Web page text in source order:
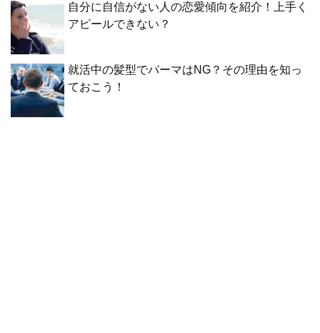
自分に自信がない人の恋愛傾向を紹介！上手く
アピールできない？
就活中の髪型でパーマはNG？その理由を知っ
ておこう！